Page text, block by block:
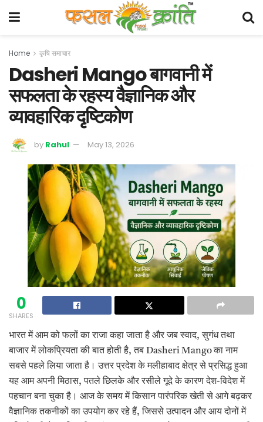
Home कृषि समाचार
Dasheri Mango बागवानी में
सफलता के रहस्य वैज्ञानिक और
व्यावहारिक दृष्टिकोण
by Rahul May 13, 2026
0
SHARES
भारत में आम को फलों का राजा कहा जाता है और जब स्वाद, सुगंध तथा
बाजार में लोकप्रियता की बात होती है, तब Dasheri Mango का नाम
सबसे पहले लिया जाता है। उत्तर प्रदेश के मलीहाबाद क्षेत्र से प्रसिद्ध हुआ
यह आम अपनी मिठास, पतले छिलके और रसीले गूदे के कारण देश-विदेश में
पहचान बना चुका है। आज के समय में किसान पारंपरिक खेती से आगे बढ़कर
वैज्ञानिक तकनीकों का उपयोग कर रहे हैं, जिससे उत्पादन और आय दोनों में